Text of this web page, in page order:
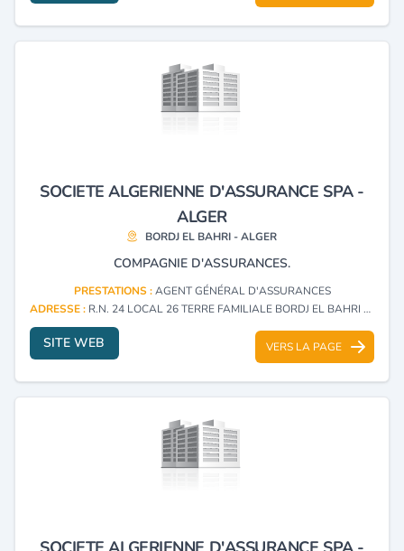
SOCIETE ALGERIENNE D'ASSURANCE SPA -
ALGER
BORDJ EL BAHRI - ALGER
COMPAGNIE D'ASSURANCES.
PRESTATIONS :AGENT GÉNÉRAL D'ASSURANCES
ADRESSE : R.N. 24 LOCAL 26 TERRE FAMILIALE BORDJ EL BAHRI - ALGER
SITE WEB VERS LA PAGE